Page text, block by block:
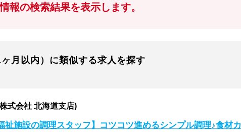
報の検索結果を表示します。
月以内）に類似する求人を探す
式会社 北海道支店)
祉施設の調理スタッフ】コツコツ進めるシンプル調理♪食材カ